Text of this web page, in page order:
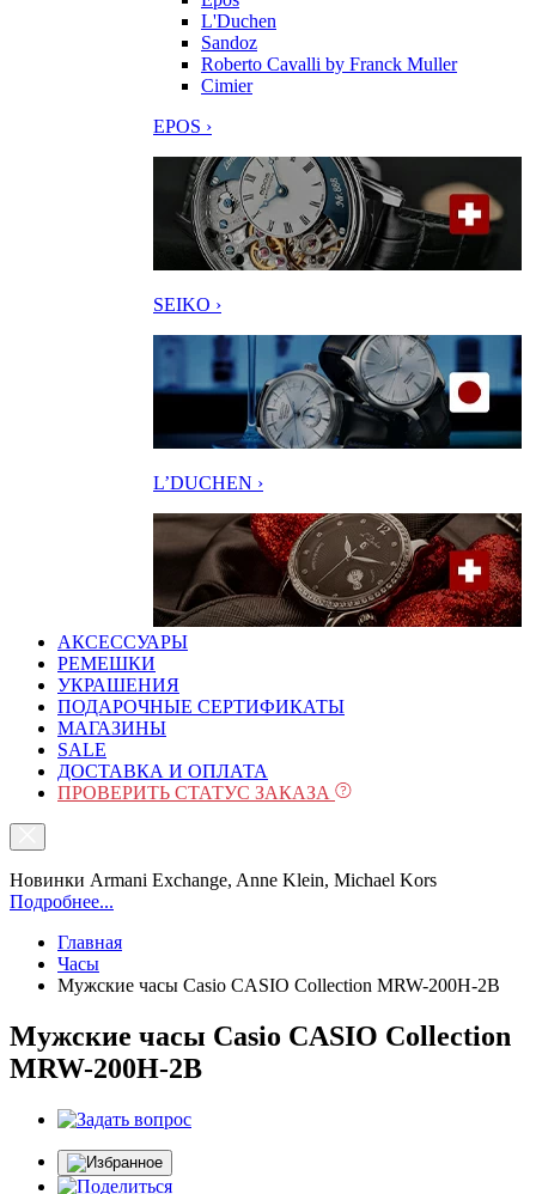
L'Duchen
Sandoz
Roberto Cavalli by Franck Muller
Cimier
EPOS ›
SEIKO ›
L’DUCHEN ›
АКСЕССУАРЫ
РЕМЕШКИ
УКРАШЕНИЯ
ПОДАРОЧНЫЕ СЕРТИФИКАТЫ
МАГАЗИНЫ
SALE
ДОСТАВКА И ОПЛАТА
ПРОВЕРИТЬ СТАТУС ЗАКАЗА
Новинки Armani Exchange, Anne Klein, Michael Kors
Подробнее...
Главная
Часы
Мужские часы Casio CASIO Collection MRW-200H-2B
Мужские часы Casio CASIO Collection
MRW-200H-2B